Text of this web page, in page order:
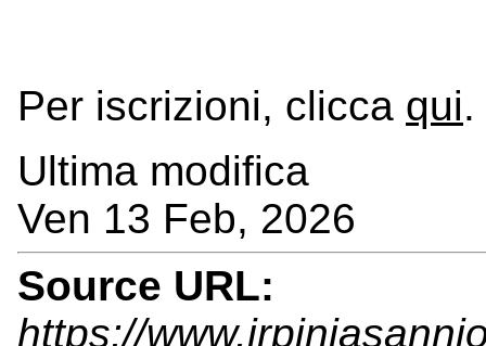
Per iscrizioni, clicca qui.
Ultima modifica
Ven 13 Feb, 2026
Source URL:
https://